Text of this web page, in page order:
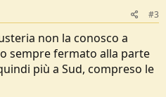
#3
non la conosco a
sempre fermato alla parte
più a Sud, compreso le